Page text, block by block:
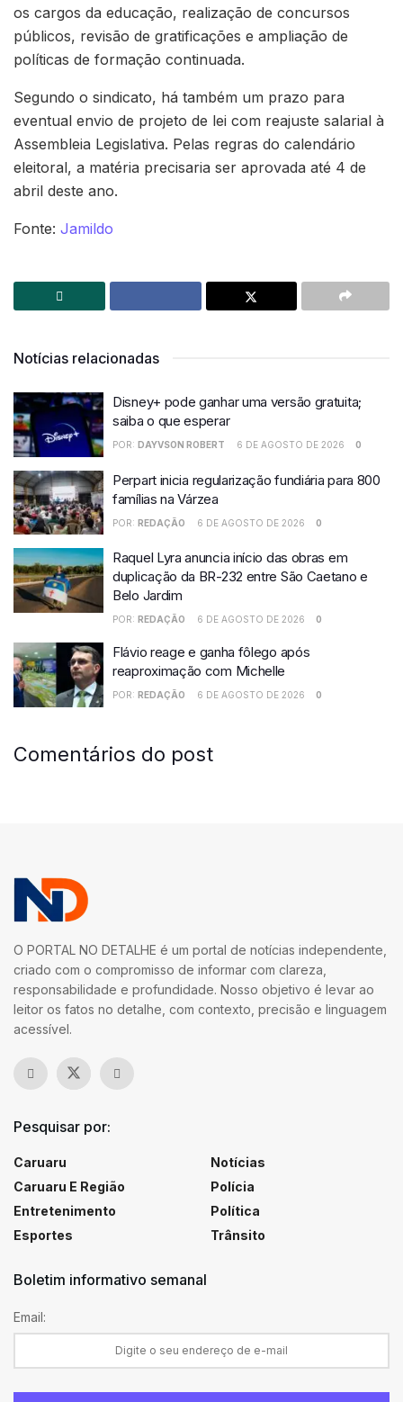
os cargos da educação, realização de concursos
públicos, revisão de gratificações e ampliação de
políticas de formação continuada.
Segundo o sindicato, há também um prazo para
eventual envio de projeto de lei com reajuste salarial à
Assembleia Legislativa. Pelas regras do calendário
eleitoral, a matéria precisaria ser aprovada até 4 de
abril deste ano.
Fonte: Jamildo
Notícias relacionadas
Disney+ pode ganhar uma versão gratuita;
saiba o que esperar
POR: DAYVSON ROBERT 6 DE AGOSTO DE 2026 0
Perpart inicia regularização fundiária para 800
famílias na Várzea
POR: REDAÇÃO 6 DE AGOSTO DE 2026 0
Raquel Lyra anuncia início das obras em
duplicação da BR-232 entre São Caetano e
Belo Jardim
POR: REDAÇÃO 6 DE AGOSTO DE 2026 0
Flávio reage e ganha fôlego após
reaproximação com Michelle
POR: REDAÇÃO 6 DE AGOSTO DE 2026 0
Comentários do post
O PORTAL NO DETALHE é um portal de notícias independente,
criado com o compromisso de informar com clareza,
responsabilidade e profundidade. Nosso objetivo é levar ao
leitor os fatos no detalhe, com contexto, precisão e linguagem
acessível.
Pesquisar por:
Caruaru
Caruaru E Região
Entretenimento
Esportes
Notícias
Polícia
Política
Trânsito
Boletim informativo semanal
Email: